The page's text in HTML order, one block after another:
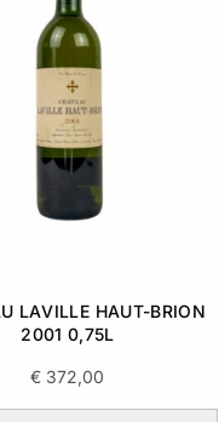
LAVILLE HAUT-BRION
2001 0,75L
€ 372,00